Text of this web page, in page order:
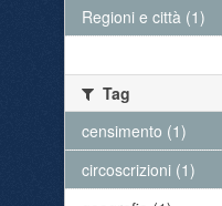
Regioni e città (1)
Tag
censimento (1)
circoscrizioni (1)